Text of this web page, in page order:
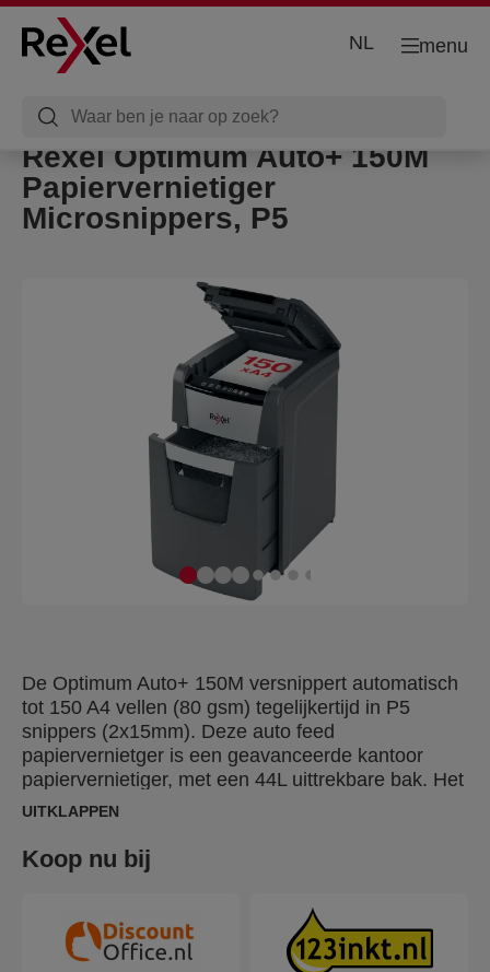
menu
NL
Rexel Optimum Auto+ 150M
Papiervernietiger
Microsnippers, P5
De Optimum Auto+ 150M versnippert automatisch
tot 150 A4 vellen (80 gsm) tegelijkertijd in P5
snippers (2x15mm). Deze auto feed
papiervernietger is een geavanceerde kantoor
papiervernietiger, met een 44L uittrekbare bak. Het
is niet nodig om papier handmatig in te voeren, of
automatische papiervernietiger doet al dit werk
voor jou.
UITKLAPPEN
Koop nu bij